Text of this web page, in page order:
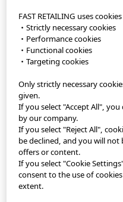
StyleHint App
Terms of Use
Privacy Policy
Sitemap
Contact
FAST RETAILING uses
・Strictly necessary cookies
・Performance cookies
・Functional cookies
・Targeting cookies
Only strictly necessary
given.
If you select "Accept All",
by our company.
If you select "Reject All",
be declined, and you will not
offers or content.
If you select "Cookie
consent to the use of
extent.